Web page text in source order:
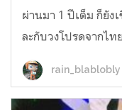
ผ่านมา 1 ปีเต็ม ก็ยัง
ละกับวงโปรดจากไท
rain_blablobly